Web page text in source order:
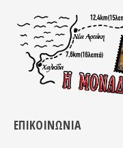
ΕΠΙΚΟΙΝΩΝΙΑ